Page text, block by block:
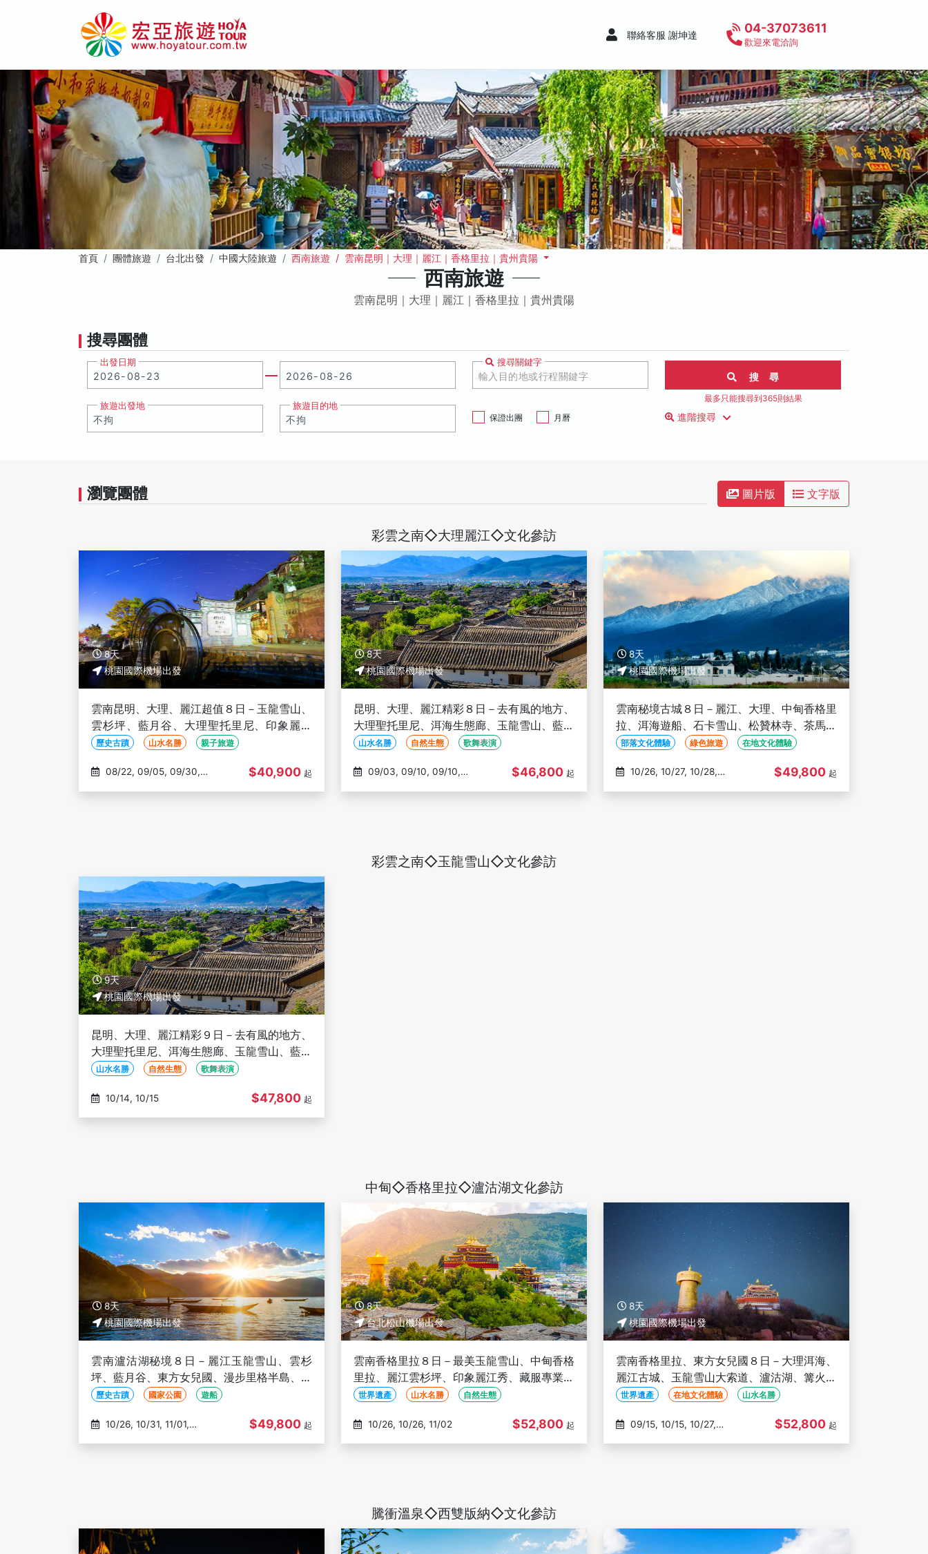
聯絡客服 謝坤達 04-37073611
歡迎來電洽詢
首頁 團體旅遊 台北出發 中國大陸旅遊 西南旅遊 / 雲南昆明｜大理｜麗江｜香格里拉｜貴州貴陽
西南旅遊
雲南昆明｜大理｜麗江｜香格里拉｜貴州貴陽
搜尋團體
出發日期 搜尋關鍵字
旅遊出發地
旅遊目的地
保證出團
月曆
搜 尋
最多只能搜尋到365則結果
進階搜尋
瀏覽團體 圖片版 文字版
彩雲之南◇大理麗江◇文化參訪
8天
桃園國際機場出發
雲南昆明、大理、麗江超值８日－玉龍雪山、
雲杉坪、藍月谷、大理聖托里尼、印象麗江
秀、篝火晚會、三排椅(文化參訪)
歷史古蹟 山水名勝 親子旅遊
$40,900 起
8天
桃園國際機場出發
昆明、大理、麗江精彩８日－去有風的地方、
大理聖托里尼、洱海生態廊、玉龍雪山、藍月
谷、印象麗江秀、三排座椅(文化參訪)
山水名勝 自然生態 歌舞表演
$46,800 起
8天
桃園國際機場出發
雲南秘境古城８日－麗江、大理、中甸香格里
拉、洱海遊船、石卡雪山、松贊林寺、茶馬古
道騎馬、三排座椅、雙高鐵（文化參訪）
部落文化體驗 綠色旅遊 在地文化體驗
$49,800 起
彩雲之南◇玉龍雪山◇文化參訪
9天
桃園國際機場出發
昆明、大理、麗江精彩９日－去有風的地方、
大理聖托里尼、洱海生態廊、玉龍雪山、藍月
谷、印象麗江秀、三排座椅(文化參訪)
山水名勝 自然生態 歌舞表演
10/14, 10/15 $47,800 起
中甸◇香格里拉◇瀘沽湖文化參訪
8天
桃園國際機場出發
雲南瀘沽湖秘境８日－麗江玉龍雪山、雲杉
坪、藍月谷、東方女兒國、漫步里格半島、金
梭島龍宮、印象麗江秀、三排椅(文化參訪)
歷史古蹟 國家公園 遊船
$49,800 起
8天
台北松山機場出發
雲南香格里拉８日－最美玉龍雪山、中甸香格
里拉、麗江雲杉坪、印象麗江秀、藏服專業旅
拍、三排椅(文化參訪)
世界遺產 山水名勝 自然生態
10/26, 10/26, 11/02 $52,800 起
8天
桃園國際機場出發
雲南香格里拉、東方女兒國８日－大理洱海、
麗江古城、玉龍雪山大索道、瀘沽湖、篝火晚
會、印象麗江秀、三排座椅 (文化參訪)
世界遺產 在地文化體驗 山水名勝
$52,800 起
騰衝溫泉◇西雙版納◇文化參訪